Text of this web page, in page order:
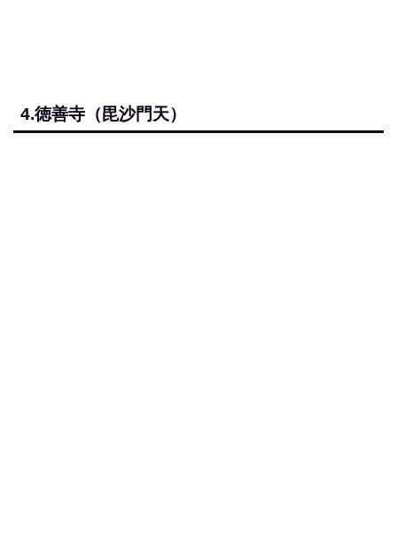
4.徳善寺（毘沙門天）